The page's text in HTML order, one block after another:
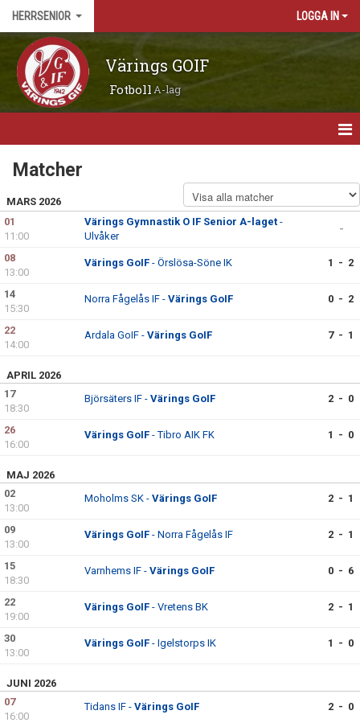
HERRSENIOR LOGGA IN
Värings GOIF
FotbollA-lag
HEM
NYHETER
MATCHER
KALENDER
TRUPPEN
BILDGALLERI
DOKUMENT
KONTAKT
Matcher
MARS 2026
01
11:00
Värings Gymnastik O IF Senior A-laget -
Ulvåker
-
08
13:00
Värings GoIF - Örslösa-Söne IK 1 - 2
14
15:30
Norra Fågelås IF - Värings GoIF 0 - 2
22
14:00
Ardala GoIF - Värings GoIF 7 - 1
APRIL 2026
17
18:30
Björsäters IF - Värings GoIF 2 - 0
26
16:00
Värings GoIF - Tibro AIK FK 1 - 0
MAJ 2026
02
13:00
Moholms SK - Värings GoIF 2 - 1
09
13:00
Värings GoIF - Norra Fågelås IF 2 - 1
15
18:30
Varnhems IF - Värings GoIF 0 - 6
22
19:00
Värings GoIF - Vretens BK 2 - 1
30
13:00
Värings GoIF - Igelstorps IK 1 - 0
JUNI 2026
07
16:00
Tidans IF - Värings GoIF 2 - 0